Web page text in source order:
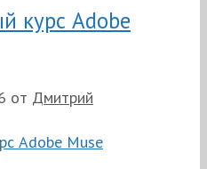
курс Adobe
от Дмитрий